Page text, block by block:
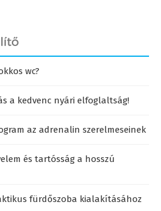
wc?
a kedvenc nyári elfoglaltság!
az adrenalin szerelmeseinek
és tartósság a hosszú
fürdőszoba kialakításához